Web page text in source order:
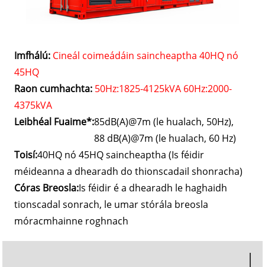
Imfhálú: Cineál coimeádáin saincheaptha 40HQ nó
45HQ
Raon cumhachta: 50Hz:1825-4125kVA 60Hz:2000-
4375kVA
Leibhéal Fuaime*:85dB(A)@7m (le hualach, 50Hz),
88 dB(A)@7m (le hualach, 60 Hz)
Toisí:40HQ nó 45HQ saincheaptha (Is féidir
méideanna a dhearadh do thionscadail shonracha)
Córas Breosla:Is féidir é a dhearadh le haghaidh
tionscadal sonrach, le umar stórála breosla
móracmhainne roghnach